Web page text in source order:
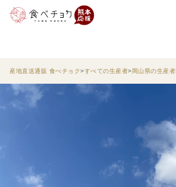
産地直送通販 食べチョク すべての生産者 岡山県の生産者